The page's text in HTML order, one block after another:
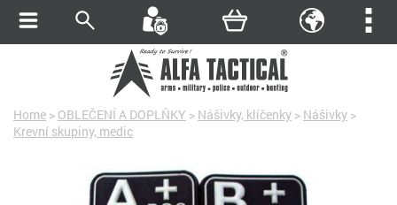
Home > OBLEČENÍ A DOPLŇKY > Nášivky, klíčenky > Nášivky >
Krevní skupiny, medic